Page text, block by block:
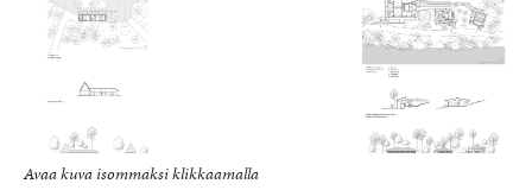
Avaa kuva isommaksi klikkaamalla